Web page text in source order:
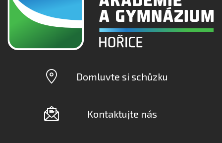
Domluvte si schůzku
Kontaktujte nás